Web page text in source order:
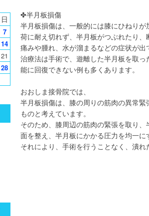
✤半月板損傷
半月板損傷は、一般的には膝にひねり
荷に耐え切れず、半月板がつぶれたり
痛みや腫れ、水が溜まるなどの症状が出
治療法は手術で、遊離した半月板を取
能に回復できない例も多くあります。
おおしま接骨院では、
半月板損傷は、膝の周りの筋肉の異常
ものと考えています。
そのため、膝周辺の筋肉の緊張を取り
面を整え、半月板にかかる圧力を均一
それにより、手術を行うことなく、潰
日
7
14
21
28